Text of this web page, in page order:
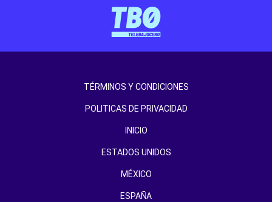
TÉRMINOS Y CONDICIONES
POLITICAS DE PRIVACIDAD
INICIO
ESTADOS UNIDOS
MÉXICO
ESPAÑA